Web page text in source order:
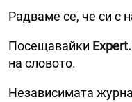
Радваме се, че си с
Посещавайки
на словото.
Независимата